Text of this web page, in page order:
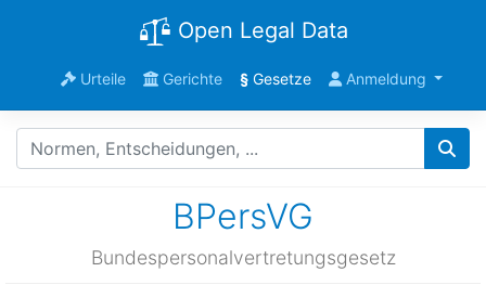
Open Legal Data
Urteile Gerichte §Gesetze Anmeldung
BPersVG
Bundespersonalvertretungsgesetz